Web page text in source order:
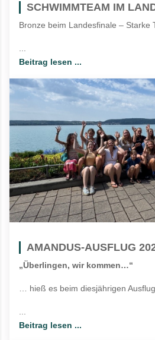
SCHWIMMTEAM IM
Bronze beim Landesfinale – Starke
Beitrag lesen ...
AMANDUS-AUSFLUG
„Überlingen, wir kommen…“
… hieß es beim diesjährigen
Beitrag lesen ...